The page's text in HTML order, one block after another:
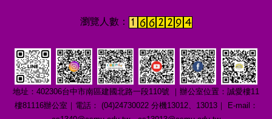
地址：402306台中市南區建國北路一段110號 ｜辦公室位置：誠愛樓11
樓81116辦公室｜電話： (04)24730022 分機13012、13013｜ E-mail：